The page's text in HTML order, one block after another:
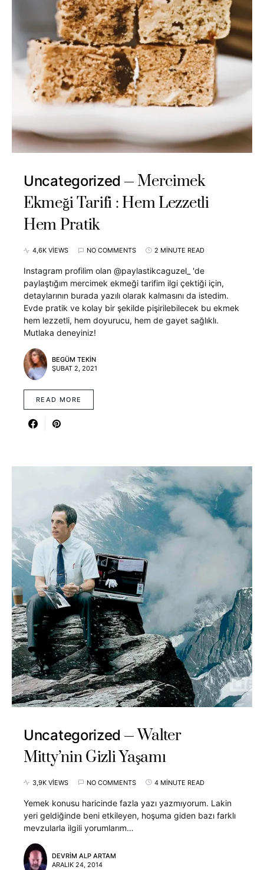
Uncategorized
Mercimek
Ekmeği Tarifi : Hem Lezzetli
Hem Pratik
4,6K VIEWS NO COMMENTS 2 MINUTE READ
Instagram profilim olan @paylastikcaguzel_ 'de
paylaştığım mercimek ekmeği tarifim ilgi çektiği için,
detaylarının burada yazılı olarak kalmasını da istedim.
Evde pratik ve kolay bir şekilde pişirilebilecek bu ekmek
hem lezzetli, hem doyurucu, hem de gayet sağlıklı.
Mutlaka deneyiniz!
BEGÜM TEKIN
ŞUBAT 2, 2021
READ MORE
Uncategorized
Walter
Mitty’nin Gizli Yaşamı
3,9K VIEWS NO COMMENTS 4 MINUTE READ
Yemek konusu haricinde fazla yazı yazmıyorum. Lakin
yeri geldiğinde beni etkileyen, hoşuma giden bazı farklı
mevzularla ilgili yorumlarım…
DEVRIM ALP ARTAM
ARALIK 24, 2014